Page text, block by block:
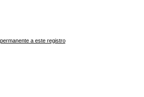
a este registro